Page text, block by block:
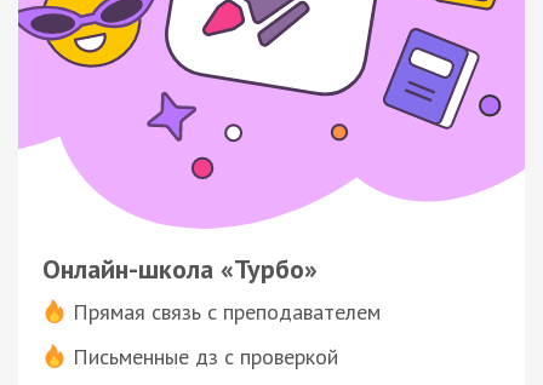
Онлайн-школа «Турбо»
Прямая связь с преподавателем
Письменные дз с проверкой